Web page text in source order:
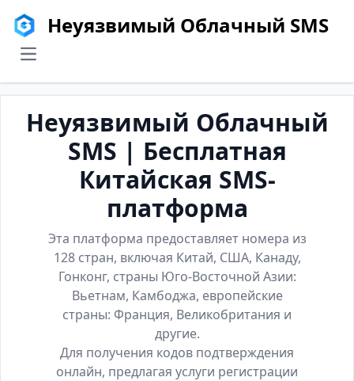
Неуязвимый Облачный SMS
menu
Неуязвимый Облачный
SMS | Бесплатная
Китайская SMS-
платформа
Эта платформа предоставляет номера из
128 стран, включая Китай, США, Канаду,
Гонконг, страны Юго-Восточной Азии:
Вьетнам, Камбоджа, европейские
страны: Франция, Великобритания и
другие.
Для получения кодов подтверждения
онлайн, предлагая услуги регистрации